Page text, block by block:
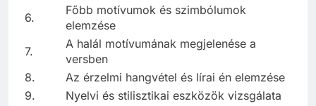
6.
Főbb motívumok és szimbólumok
elemzése
7.
A halál motívumának megjelenése a
versben
8.
Az érzelmi hangvétel és lírai én elemzése
9.
Nyelvi és stilisztikai eszközök vizsgálata